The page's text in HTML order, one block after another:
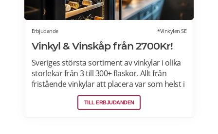
Erbjudande *Vinkylen SE
Vinkyl & Vinskåp från 2700Kr!
Sveriges största sortiment av vinkylar i olika
storlekar från 3 till 300+ flaskor. Allt från
fristående vinkylar att placera var som helst i
hemmet, till inbyggda eller integrerbara
vinkylar som elegant smälter in i
TILL ERBJUDANDEN